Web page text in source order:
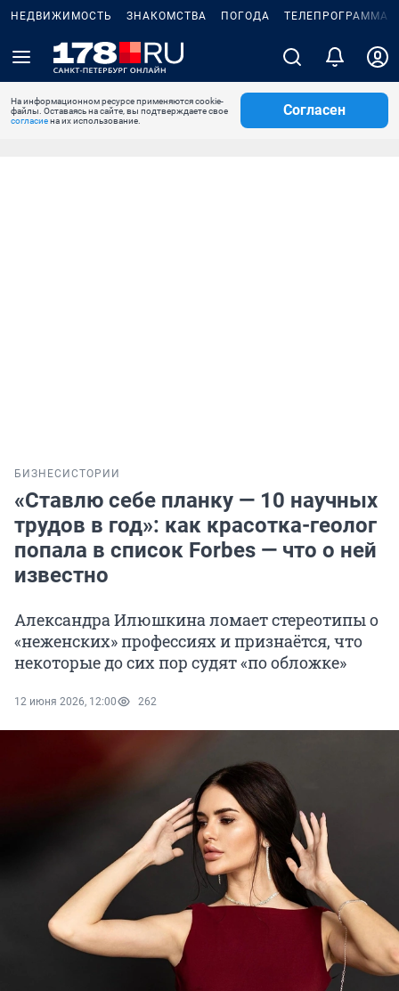
НЕДВИЖИМОСТЬ ЗНАКОМСТВА ПОГОДА ТЕЛЕПРОГРАММА
На информационном ресурсе применяются cookie-
файлы. Оставаясь на сайте, вы подтверждаете свое
согласиена их использование.
Согласен
БИЗНЕС ИСТОРИИ
«Ставлю себе планку — 10 научных
трудов в год»: как красотка-геолог
попала в список Forbes — что о ней
известно
Александра Илюшкина ломает стереотипы о
«неженских» профессиях и признаётся, что
некоторые до сих пор судят «по обложке»
12 июня 2026, 12:00 262